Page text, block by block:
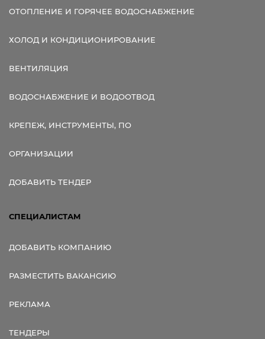
ОТОПЛЕНИЕ И ГОРЯЧЕЕ ВОДОСНАБЖЕНИЕ
ХОЛОД И КОНДИЦИОНИРОВАНИЕ
ВЕНТИЛЯЦИЯ
ВОДОСНАБЖЕНИЕ И ВОДООТВОД
КРЕПЕЖ, ИНСТРУМЕНТЫ, ПО
ОРГАНИЗАЦИИ
ДОБАВИТЬ ТЕНДЕР
СПЕЦИАЛИСТАМ
ДОБАВИТЬ КОМПАНИЮ
РАЗМЕСТИТЬ ВАКАНСИЮ
РЕКЛАМА
ТЕНДЕРЫ